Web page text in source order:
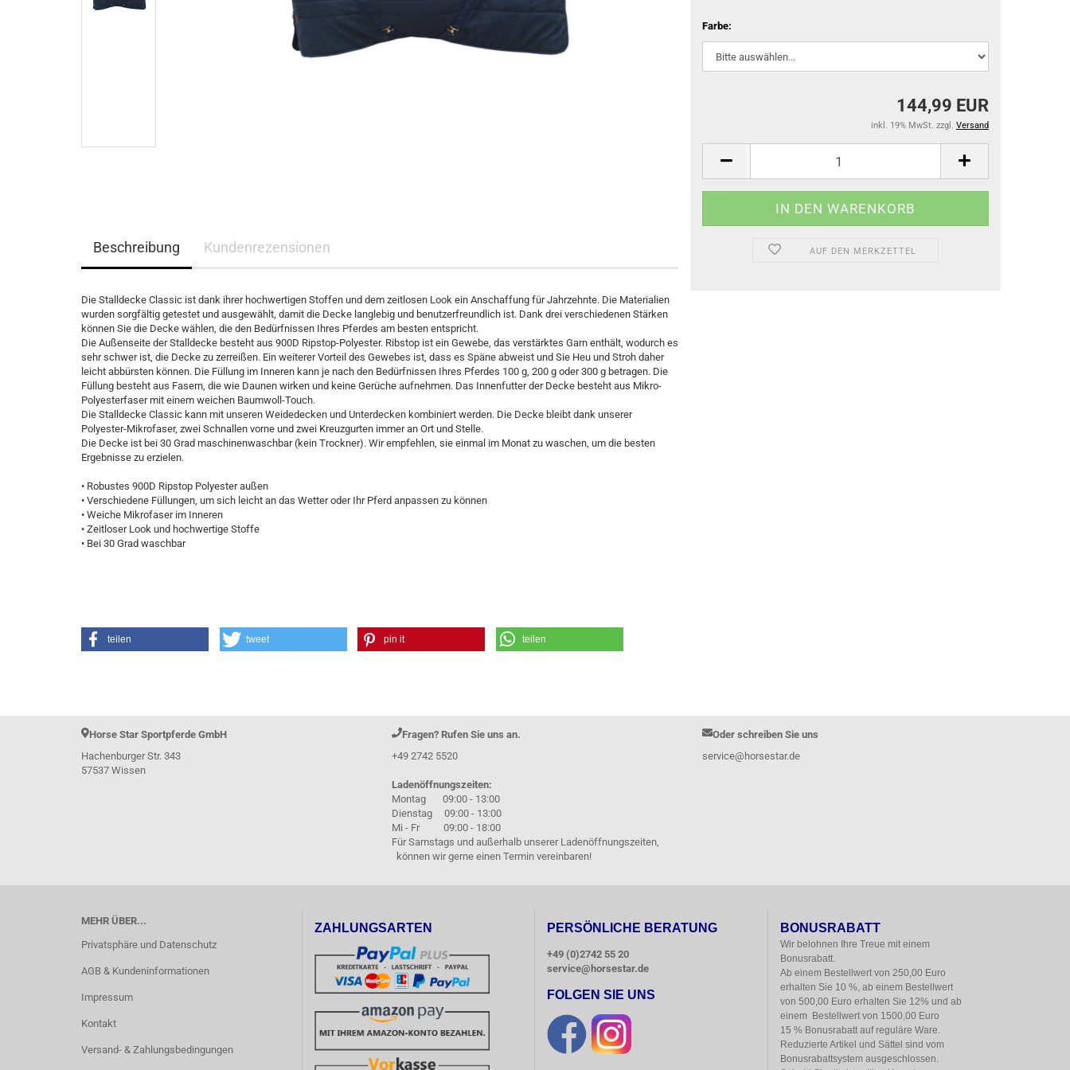
Eskadron Platinum Limited Edition 2023
Eskadron Platinum PURE S/S 2023
Samshield Handschuhe
Samshield Helme 1.0
Samshield F/S 2025
Samshield H/W 2025
Samshield H/W 2023
Le Mieux Horsefashion
Ganzjahres Reithandschuhe
Winter Reithandschuhe
Schlaufzügel
Vorderzeuge
Springglocken
Bandagen & Unterlagen
Farbe:
144,99 EUR
inkl. 19% MwSt. zzgl. Versand
AUF DEN MERKZETTEL
Beschreibung Kundenrezensionen
Die Stalldecke Classic ist dank ihrer hochwertigen Stoffen und dem zeitlosen Look ein Anschaffung für Jahrzehnte. Die Materialien
wurden sorgfältig getestet und ausgewählt, damit die Decke langlebig und benutzerfreundlich ist. Dank drei verschiedenen Stärken
können Sie die Decke wählen, die den Bedürfnissen Ihres Pferdes am besten entspricht.
Die Außenseite der Stalldecke besteht aus 900D Ripstop-Polyester. Ribstop ist ein Gewebe, das verstärktes Garn enthält, wodurch es
sehr schwer ist, die Decke zu zerreißen. Ein weiterer Vorteil des Gewebes ist, dass es Späne abweist und Sie Heu und Stroh daher
leicht abbürsten können. Die Füllung im Inneren kann je nach den Bedürfnissen Ihres Pferdes 100 g, 200 g oder 300 g betragen. Die
Füllung besteht aus Fasern, die wie Daunen wirken und keine Gerüche aufnehmen. Das Innenfutter der Decke besteht aus Mikro-
Polyesterfaser mit einem weichen Baumwoll-Touch.
Die Stalldecke Classic kann mit unseren Weidedecken und Unterdecken kombiniert werden. Die Decke bleibt dank unserer
Polyester-Mikrofaser, zwei Schnallen vorne und zwei Kreuzgurten immer an Ort und Stelle.
Die Decke ist bei 30 Grad maschinenwaschbar (kein Trockner). Wir empfehlen, sie einmal im Monat zu waschen, um die besten
Ergebnisse zu erzielen.
• Robustes 900D Ripstop Polyester außen
• Verschiedene Füllungen, um sich leicht an das Wetter oder Ihr Pferd anpassen zu können
• Weiche Mikrofaser im Inneren
• Zeitloser Look und hochwertige Stoffe
• Bei 30 Grad waschbar
teilen tweet pin it teilen
Horse Star Sportpferde GmbH
Hachenburger Str. 343
57537 Wissen
Fragen? Rufen Sie uns an.
+49 2742 5520
Ladenöffnungszeiten:
Montag 09:00 - 13:00
Dienstag 09:00 - 13:00
Mi - Fr 09:00 - 18:00
Für Samstags und außerhalb unserer Ladenöffnungszeiten,
können wir gerne einen Termin vereinbaren!
Oder schreiben Sie uns
service@horsestar.de
MEHR ÜBER...
Privatsphäre und Datenschutz
AGB & Kundeninformationen
Impressum
Kontakt
Versand- & Zahlungsbedingungen
ZAHLUNGSARTEN PERSÖNLICHE BERATUNG
+49 (0)2742 55 20
service@horsestar.de
FOLGEN SIE UNS
BONUSRABATT
Wir belohnen Ihre Treue mit einem
Bonusrabatt.
Ab einem Bestellwert von 250,00 Euro
erhalten Sie 10 %, ab einem Bestellwert
von 500,00 Euro erhalten Sie 12% und ab
einem  Bestellwert von 1500,00 Euro
15 % Bonusrabatt auf reguläre Ware.
Reduzierte Artikel und Sättel sind vom
Bonusrabattsystem ausgeschlossen.